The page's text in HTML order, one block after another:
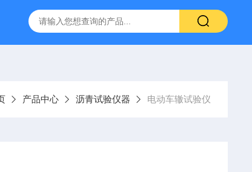
土泌水率试验容量筒试验方法 生石灰浆渣测定仪
产品中心 沥青试验仪器 电动车辙试验仪